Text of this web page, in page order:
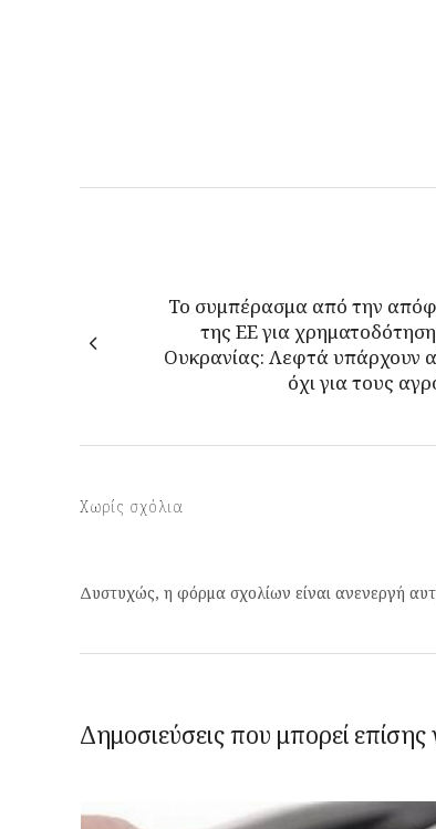
Το συμπέρασμα από την
της ΕΕ για
Ουκρανίας: Λεφτά υπάρχουν
όχι για τους
Χωρίς σχόλια
Δυστυχώς, η φόρμα σχολίων είναι ανενεργή
Δημοσιεύσεις που μπορεί